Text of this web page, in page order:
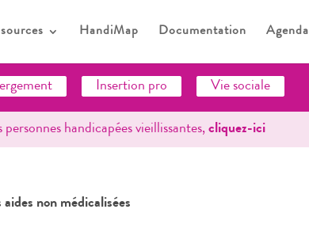
HandiMap Documentation Agenda
Insertion pro Vie sociale
personnes handicapées vieillissantes, cliquez-ici
aides non médicalisées